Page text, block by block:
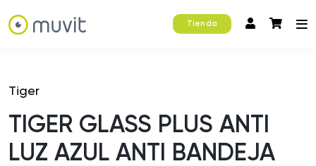
Tienda
Tiger
TIGER GLASS PLUS ANTI
LUZ AZUL ANTI BANDEJA